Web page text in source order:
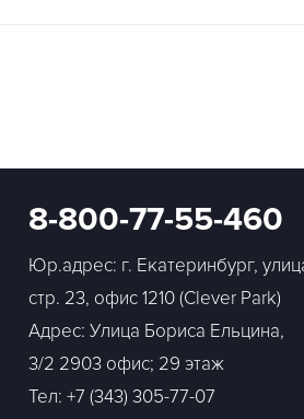
8-800-77-55-460
Юр.адрес: г. Екатеринбург,
стр. 23, офис 1210 (Clever Park)
Адрес: Улица Бориса Ельцина,
3/2 2903 офис; 29 этаж
Тел: +7 (343) 305-77-07